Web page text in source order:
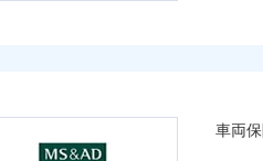
車両